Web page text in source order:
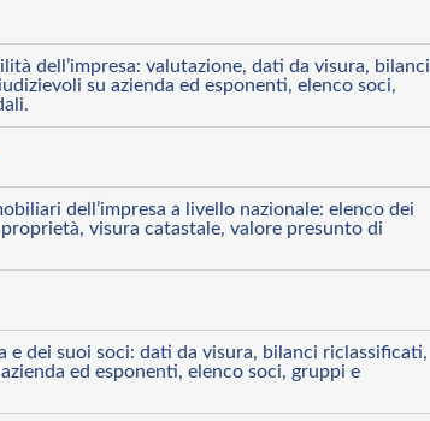
dell’impresa: valutazione, dati da visura, bilanci
su azienda ed esponenti, elenco soci,
dell’impresa a livello nazionale: elenco dei
visura catastale, valore presunto di
e dei suoi soci: dati da visura, bilanci riclassificati,
ed esponenti, elenco soci, gruppi e